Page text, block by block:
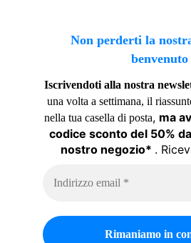
Non perderti la
benvenuto
Iscrivendoti alla nostra
una volta a settimana, il
nella tua casella di posta, ma
codice sconto del 50%
nostro negozio* .